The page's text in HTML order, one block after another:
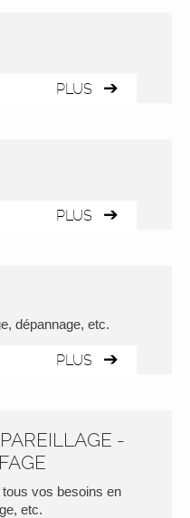
PLUS
PLUS
dépannage, etc.
PLUS
-
vos besoins en
etc.